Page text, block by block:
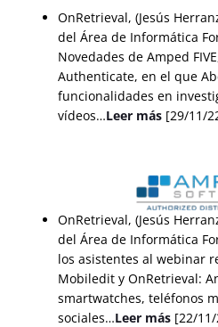
OnRetrieval, (Jesús
del Área de Informática
Novedades de Amped
Authenticate, en el que
funcionalidades en
vídeos…Leer más [29/11/
OnRetrieval, (Jesús
del Área de Informática
los asistentes al webinar
Mobiledit y OnRetrieval:
smartwatches, teléfonos
sociales…Leer más [22/